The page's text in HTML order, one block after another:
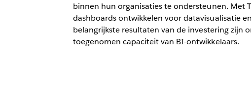
binnen hun organisaties te ondersteunen. Met
dashboards ontwikkelen voor datavisualisatie
belangrijkste resultaten van de investering zijn
toegenomen capaciteit van BI-ontwikkelaars.